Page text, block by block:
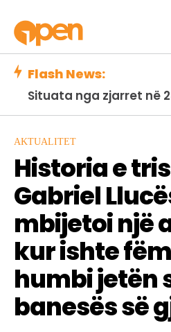
Flash News:
AKTUALITET
Historia e
Gabriel
mbijetoi një
kur ishte
humbi jetën
banesës së